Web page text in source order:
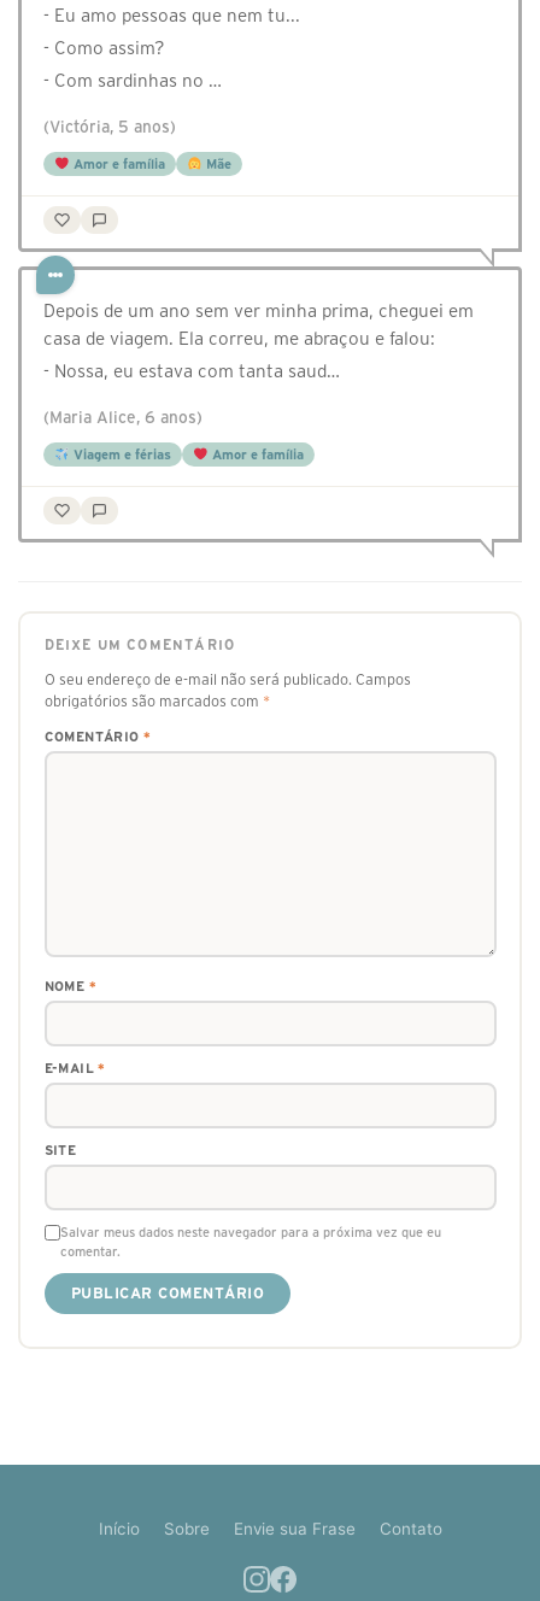
- Eu amo pessoas que nem tu...
- Como assim?
- Com sardinhas no …
(Victória, 5 anos)
Amor e família Mãe
Depois de um ano sem ver minha prima, cheguei em
casa de viagem. Ela correu, me abraçou e falou:
- Nossa, eu estava com tanta saud…
(Maria Alice, 6 anos)
Viagem e férias Amor e família
DEIXE UM COMENTÁRIO
O seu endereço de e-mail não será publicado. Campos
obrigatórios são marcados com *
COMENTÁRIO *
NOME *
E-MAIL*
SITE
Salvar meus dados neste navegador para a próxima vez que eu
comentar.
Início Sobre Envie sua Frase Contato